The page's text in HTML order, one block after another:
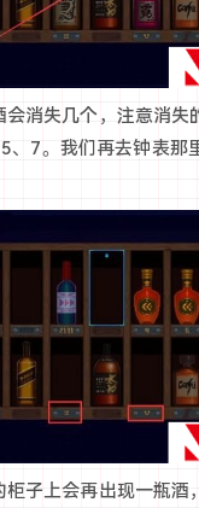
会消失几个，注意消失
、7。我们再去钟表那
柜子上会再出现一瓶酒